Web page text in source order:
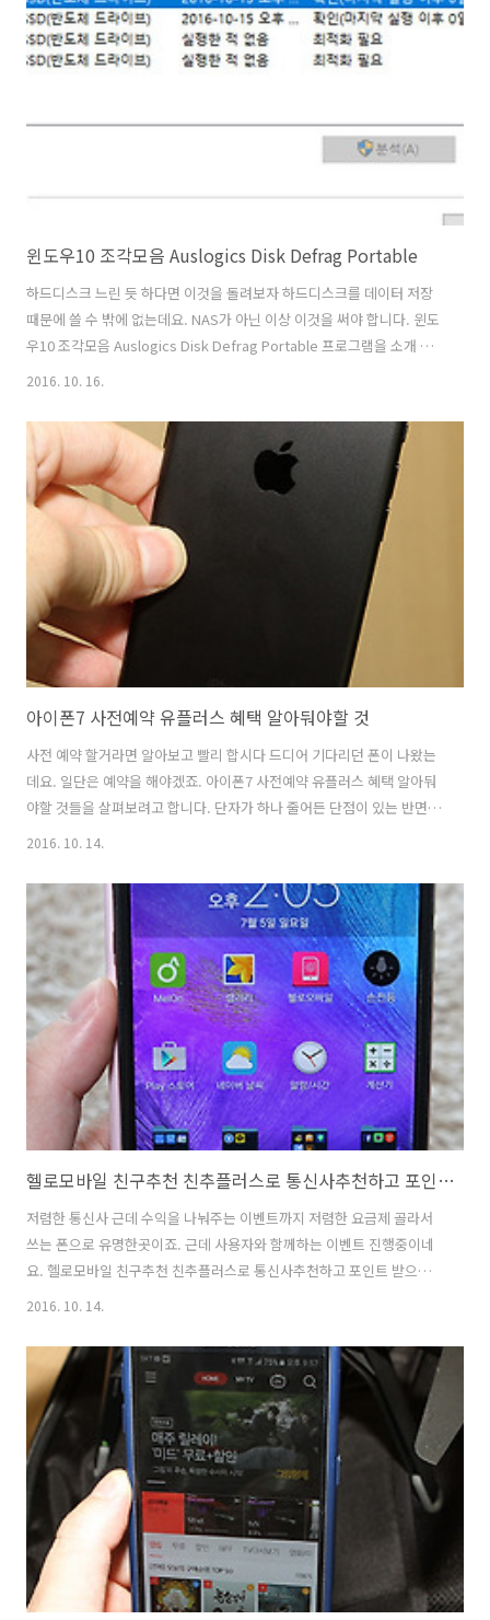
tv를 쓰는 경우에는 그냥 올레TV자체에서 바로 구매한 컨텐츠를 볼 수 있
더군요. 다만 저는 그걸 안쓰고 있는데요. 영화 밀정 카드 포인트로 스마
트폰 태블릿 PC로 그리고 TV로도 보자 하지만 걱정 마세요. 통신사와..
윈도우10 조각모음 Auslogics Disk Defrag Portable
하드디스크 느린 듯 하다면 이것을 돌려보자 하드디스크를 데이터 저장
때문에 쓸 수 밖에 없는데요. NAS가 아닌 이상 이것을 써야 합니다. 윈도
우10 조각모음 Auslogics Disk Defrag Portable 프로그램을 소개 합
니다. 윈10에서 기본적으로 SSD 나 HDD 단편화 정리가 가능하긴 하지
는 Auslogics Disk Defrag Portable 프로그램을 실행해서 간단하게
바로 단편화를 해결해보세요. 하드디스크가 더 빨라집니다. SSD라면 사
실 특별히 이것을 하진 않아도 됩니다. 다만 exFAT 파티션이나 또는 잘
조각모음이 안되는 경우 이 툴을 쓰면 좋습니다. 윈도우10 조각모음
Auslogics Disk Defra..
2016. 10. 16.
아이폰7 사전예약 유플러스 혜택 알아둬야할 것
사전 예약 할거라면 알아보고 빨리 합시다 드디어 기다리던 폰이 나왔는
데요. 일단은 예약을 해야겠죠. 아이폰7 사전예약 유플러스 혜택 알아둬
야할 것들을 살펴보려고 합니다. 단자가 하나 줄어든 단점이 있는 반면에
지금 나온 스마트폰 중에서 가장 오래가고 강력한 성능이 들어가서 기대
록 하죠. 빨리 하면 혜택도 더 늘어납니다. 아이폰7 그리고 플러스 그리
고 다양한 색상과 유광 무광 등 다양하게 준비가 되어있는데요. 아이폰7
사전예약 유플러스 혜택 알아둬야할 것 아이폰7 사전예약 링크
https://goo.gl/mC3Rqd 위 링크를 꼭 확인하세요. 예약 가입은 전국
LG 유플러스 매장 및 아이폰7 예약 가입 전용 사이트 iphone7.uplus..
2016. 10. 14.
헬로모바일 친구추천 친추플러스로 통신사추천하고 포인트 받자
저렴한 통신사 근데 수익을 나눠주는 이벤트까지 저렴한 요금제 골라서
쓰는 폰으로 유명한곳이죠. 근데 사용자와 함께하는 이벤트 진행중이네
요. 헬로모바일 친구추천 친추플러스로 통신사추천하고 포인트 받으세
요. 통신사를 선택하고 요금제 선택하고 구매하는것은 이제는 정보가 많
파격적인 요금제 그리고 괜찮은 서비스와 통신망을 이용해서 서비스를
계속 하고 있는데요. 와이프도 이것을 사용중 입니다. 저랑 전화 통화하
면서 아직 특별히 이상이 없었구요. 실제로 KT망을 나눠서 쓰는 형태라
서비스는 좋죠. 헬로모바일 친구추천 친추플러스로 통신사추천하고 포
인트 받자 근데 헬로모바일에서 친추플러스라는 이벤트를 진행 중 입니
다. 너도 나도 부자되는 방법으로 헬로모바일..
2016. 10. 14.